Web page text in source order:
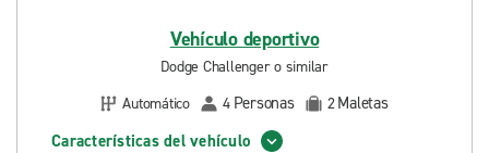
Vehículo deportivo
Dodge Challenger o similar
Automático
4 Personas 2Maletas
Características del vehículo